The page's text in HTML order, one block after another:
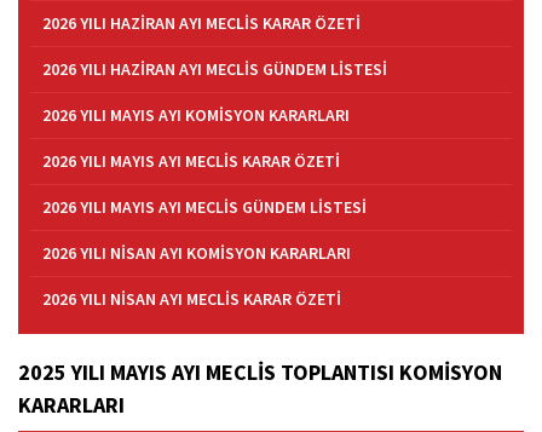
2026 YILI HAZİRAN AYI MECLİS KARAR ÖZETİ
2026 YILI HAZİRAN AYI MECLİS GÜNDEM LİSTESİ
2026 YILI MAYIS AYI KOMİSYON KARARLARI
2026 YILI MAYIS AYI MECLİS KARAR ÖZETİ
2026 YILI MAYIS AYI MECLİS GÜNDEM LİSTESİ
2026 YILI NİSAN AYI KOMİSYON KARARLARI
2026 YILI NİSAN AYI MECLİS KARAR ÖZETİ
2025 YILI MAYIS AYI MECLİS TOPLANTISI KOMİSYON
KARARLARI